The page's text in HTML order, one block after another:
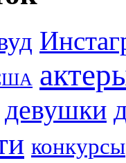
девушки
конкурсы